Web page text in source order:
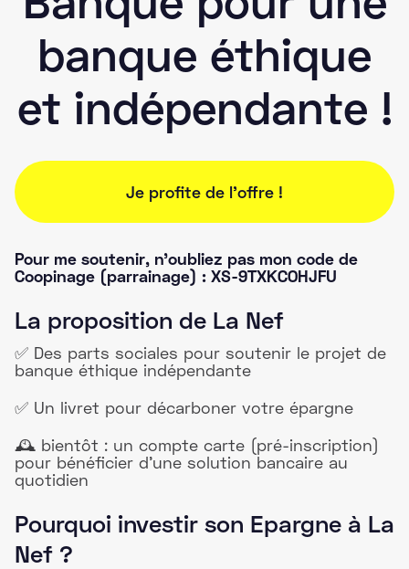
banque éthique
et indépendante !
Je profite de l'offre !
Pour me soutenir, n'oubliez pas mon code de
Coopinage (parrainage) : XS-9TXKCOHJFU
La proposition de La Nef
✅ Des parts sociales pour soutenir le projet de
banque éthique indépendante
✅ Un livret pour décarboner votre épargne
🕰️ bientôt : un compte carte (pré-inscription)
pour bénéficier d'une solution bancaire au
quotidien
Pourquoi investir son Epargne à La
Nef ?